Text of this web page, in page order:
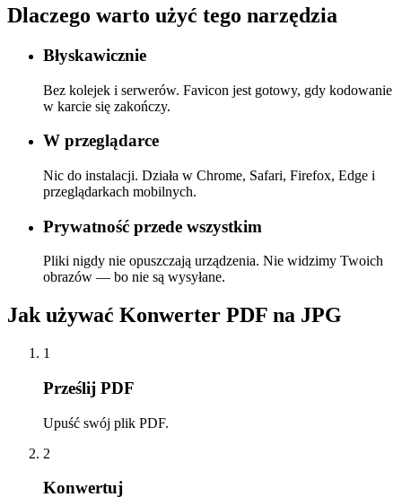
Dlaczego warto użyć tego narzędzia
Błyskawicznie
Bez kolejek i serwerów. Favicon jest gotowy, gdy kodowanie
w karcie się zakończy.
W przeglądarce
Nic do instalacji. Działa w Chrome, Safari, Firefox, Edge i
przeglądarkach mobilnych.
Prywatność przede wszystkim
Pliki nigdy nie opuszczają urządzenia. Nie widzimy Twoich
obrazów — bo nie są wysyłane.
Jak używać Konwerter PDF na JPG
1
Prześlij PDF
Upuść swój plik PDF.
2
Konwertuj